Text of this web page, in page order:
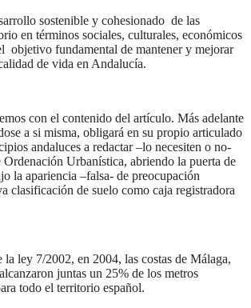
sostenible y cohesionado de las
en términos sociales, culturales, económicos
objetivo fundamental de mantener y mejorar
de vida en Andalucía.
con el contenido del artículo. Más adelante
a si misma, obligará en su propio articulado
andaluces a redactar –lo necesiten o no-
Ordenación Urbanística, abriendo la puerta de
la apariencia –falsa- de preocupación
clasificación de suelo como caja registradora
ley 7/2002, en 2004, las costas de Málaga,
juntas un 25% de los metros
todo el territorio español.